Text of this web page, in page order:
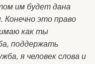
им будет дана
это право
как ты
поддержать
я человек слова и